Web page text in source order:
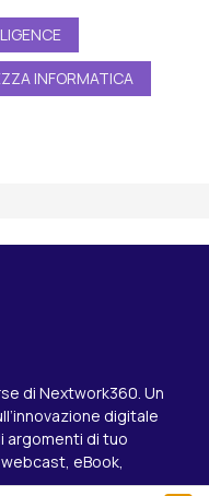
INFORMATICA
di Nextwork360. Un
digitale
argomenti di tuo
eBook,